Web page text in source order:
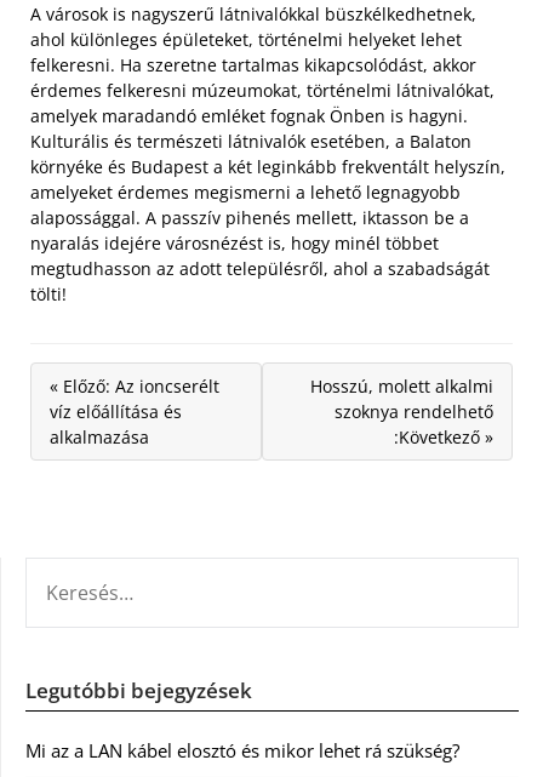
A városok is nagyszerű látnivalókkal büszkélkedhetnek,
ahol különleges épületeket, történelmi helyeket lehet
felkeresni. Ha szeretne tartalmas kikapcsolódást, akkor
érdemes felkeresni múzeumokat, történelmi látnivalókat,
amelyek maradandó emléket fognak Önben is hagyni.
Kulturális és természeti látnivalók esetében, a Balaton
környéke és Budapest a két leginkább frekventált helyszín,
amelyeket érdemes megismerni a lehető legnagyobb
alapossággal. A passzív pihenés mellett, iktasson be a
nyaralás idejére városnézést is, hogy minél többet
megtudhasson az adott településről, ahol a szabadságát
tölti!
« Előző: Az ioncserélt
víz előállítása és
alkalmazása
Hosszú, molett alkalmi
szoknya rendelhető
:Következő »
Legutóbbi bejegyzések
Mi az a LAN kábel elosztó és mikor lehet rá szükség?